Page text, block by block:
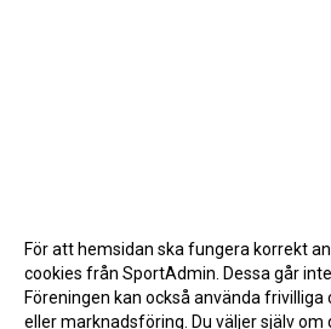
För att hemsidan ska fungera korrekt
cookies från SportAdmin. Dessa går
Föreningen kan också använda
eller marknadsföring. Du väljer själv om